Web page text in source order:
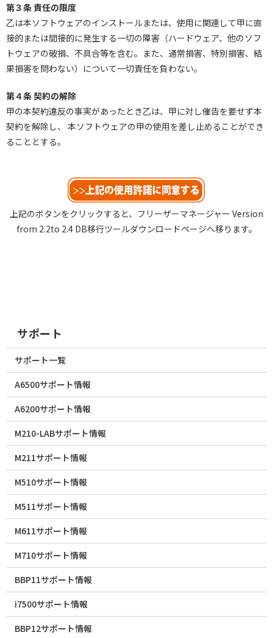
第３条 責任の限度
乙は本ソフトウェアのインストールまたは、使用に関連して甲に直
接的または間接的に発生する一切の障害（ハードウェア、他のソフ
トウェアの破損、不具合等を含む。また、通常損害、特別損害、結
果損害を問わない）について一切責任を負わない。
第４条 契約の解除
甲の本契約違反の事実があったとき乙は、甲に対し催告を要せず本
契約を解除し、 本ソフトウェアの甲の使用を差し止めることができ
ることとする｡
上記のボタンをクリックすると、フリーザーマネージャー Version
from 2.2to 2.4 DB移行ツールダウンロードページへ移ります。
サポート
サポート一覧
A6500サポート情報
A6200サポート情報
M210-LABサポート情報
M211サポート情報
M510サポート情報
M511サポート情報
M611サポート情報
M710サポート情報
BBP11サポート情報
i7500サポート情報
BBP12サポート情報